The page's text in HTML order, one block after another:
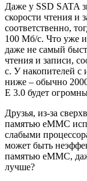
Даже у SSD SATA
скорости чтения
соответственно,
100 Мб/с. Что уже
даже не самый
чтения и записи,
с. У накопителей с
ниже – обычно
E 3.0 будет
Друзья, из-за
памятью eMMC
слабыми
может быть
памятью eMMC,
лучше?